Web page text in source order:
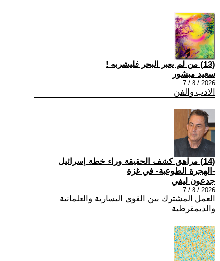
(13) من لم يعبر البحر فليشربه !
سعيد مبشور
2026 / 8 / 7
الادب والفن
(14) مراهق كشف الحقيقة وراء خطة إسرائيل
-الهجرة الطوعية- في غزة
جدعون ليفي
2026 / 8 / 7
العمل المشترك بين القوى اليسارية والعلمانية
والديمقرطية